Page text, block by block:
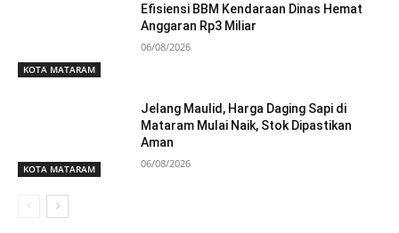
KOTA MATARAM
Efisiensi BBM Kendaraan Dinas Hemat
Anggaran Rp3 Miliar
06/08/2026
KOTA MATARAM
Jelang Maulid, Harga Daging Sapi di
Mataram Mulai Naik, Stok Dipastikan
Aman
06/08/2026